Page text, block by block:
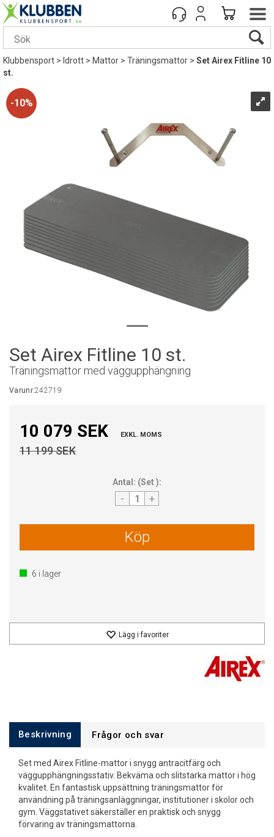
Klubbensport> Idrott>Mattor>Träningsmattor>Set Airex Fitline 10
st.
10%
Set Airex Fitline 10 st.
Träningsmattor med väggupphängning
Varunr:242719
10 079 SEK EXKL. MOMS
11 199 SEK
Antal: (Set):
- +
Köp
6 i lager
Lägg i favoriter
Beskrivning Frågor och svar
Set med Airex Fitline-mattor i snygg antracitfärg och
väggupphängningsstativ. Bekväma och slitstarka mattor i hög
kvalitet. En fantastisk uppsättning träningsmattor för
användning på träningsanläggningar, institutioner i skolor och
gym. Väggstativet säkerställer en praktisk och snygg
förvaring av träningsmattorna.